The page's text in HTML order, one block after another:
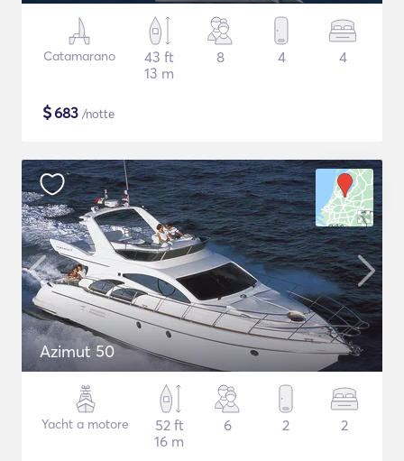
Catamarano
43 ft
13 m
8 4 4
$683 /notte
Azimut 50
Yacht a motore
52 ft
16 m
6 2 2